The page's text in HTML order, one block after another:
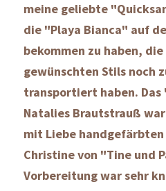
meine geliebte
die "Playa Bianca" auf
bekommen zu haben,
gewünschten Stils noch
transportiert haben.
Natalies Brautstrauß
mit Liebe
Christine von "Tine und
Vorbereitung war sehr